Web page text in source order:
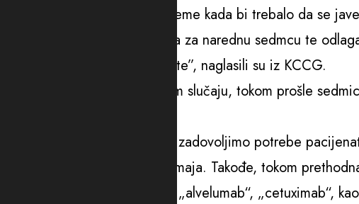
izveštaji i preporučeno je vrijeme kada bi trebalo da se
“Većina pacijenata je vraćena za narednu sedmcu te
ne kompromituje efikasnost iste”, naglasili su iz KCCG.
Pojasnili su da je u konkretnom slučaju, tokom prošle
“Sada ga imamo dovoljno da zadovoljimo potrebe
nastavak terapije za početak maja. Takođe, tokom
„bevacizumab“, „nivolumab“, „alvelumab“,